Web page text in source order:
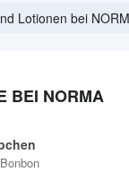
Lotionen bei
BEI NORMA